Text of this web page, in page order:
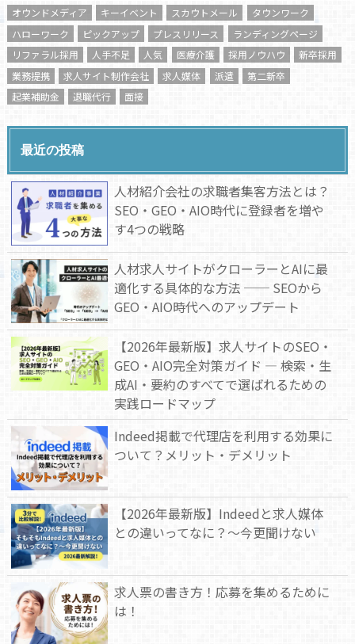
オウンドメディア
キーイベント スカウトメール
タウンワーク
ハローワーク
ピックアップ プレスリリース
ランディングページ
リファラル採用
人手不足 人気 医療介護 採用ノウハウ
新卒採用
業務提携
求人サイト制作会社 求人媒体 派遣
第二新卒
起業補助金
退職代行 面接
最近の投稿
人材紹介会社の求職者集客方法とは？
SEO・GEO・AIO時代に登録者を増や
す4つの戦略
人材求人サイトがクローラーとAIに最
適化する具体的な方法 ── SEOから
GEO・AIO時代へのアップデート
【2026年最新版】求人サイトのSEO・
GEO・AIO完全対策ガイド — 検索・生
成AI・要約のすべてで選ばれるための
実践ロードマップ
Indeed掲載で代理店を利用する効果に
ついて？メリット・デメリット
【2026年最新版】Indeedと求人媒体
との違いってなに？～今更聞けない
求人票の書き方！応募を集めるために
は！